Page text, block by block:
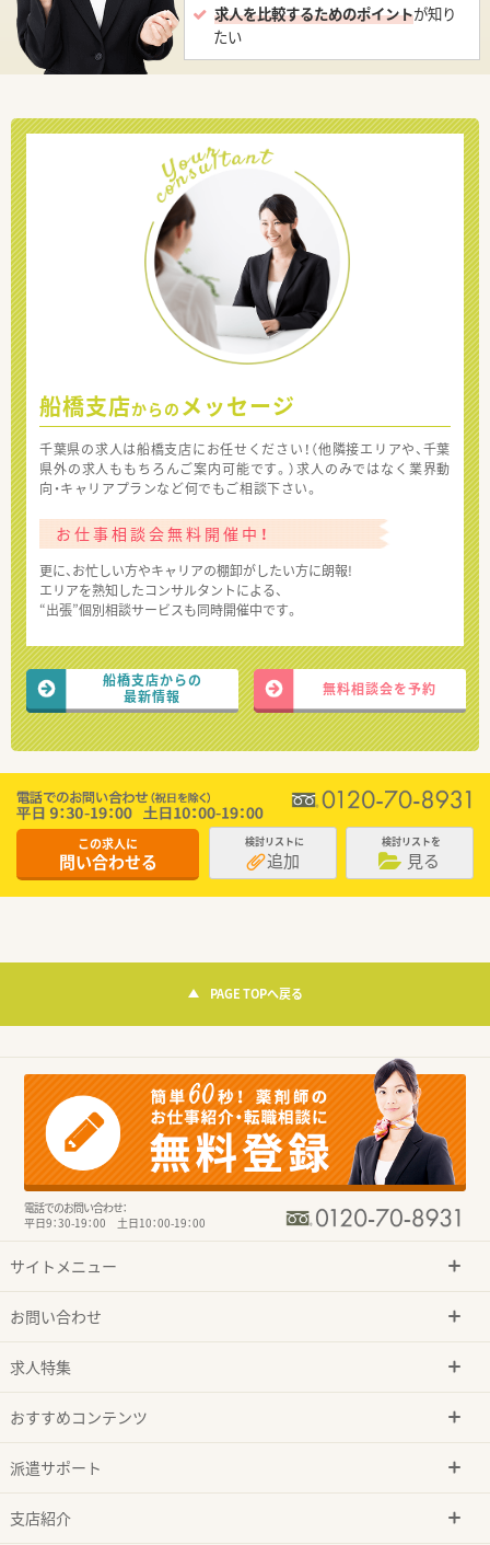
求人を比較するためのポイントが知り
たい
船橋支店からの メッセージ
千葉県の求人は船橋支店にお任せください！（他隣接エリアや、千葉
県外の求人ももちろんご案内可能です。）求人のみではなく業界動
向・キャリアプランなど何でもご相談下さい。
お仕事相談会無料開催中！
更に、お忙しい方やキャリアの棚卸がしたい方に朗報!
エリアを熟知したコンサルタントによる、
“出張”個別相談サービスも同時開催中です。
船橋支店からの
最新情報
無料相談会を予約
この求人に
問い合わせる
検討リストに
追加
検討リストを
見る
PAGE TOPへ戻る
電話でのお問い合わせ：
平日9：30-19：00 土日10：00-19：00
サイトメニュー
お問い合わせ
求人特集
おすすめコンテンツ
派遣サポート
支店紹介